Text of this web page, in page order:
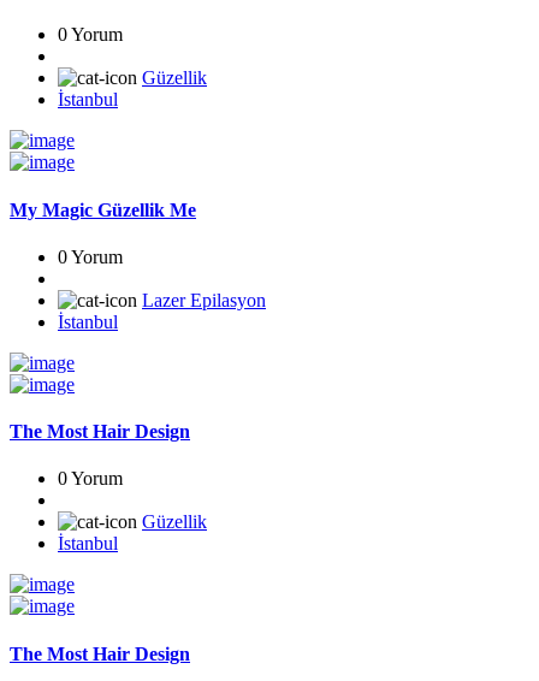
0 Yorum
Güzellik
İstanbul
My Magic Güzellik Me
0 Yorum
Lazer Epilasyon
İstanbul
The Most Hair Design
0 Yorum
Güzellik
İstanbul
The Most Hair Design